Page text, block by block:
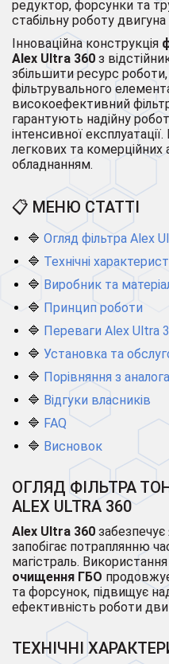
редуктор, форсунки та
стабільну роботу
Інноваційна конструкція
Alex Ultra 360 з
збільшити ресурс
фільтрувального
високоефективний
гарантують надійну
інтенсивної
легкових та комерційних
обладнанням.
📋 МЕНЮ СТАТТІ
🔷 Огляд фільтра Alex
🔷 Технічні
🔷 Виробник та
🔷 Принцип роботи
🔷 Переваги Alex Ultra
🔷 Установка та
🔷 Порівняння з
🔷 Відгуки власників
🔷 FAQ
🔷 Висновок
ОГЛЯД ФІЛЬТРА
ALEX ULTRA 360
Alex Ultra 360 забезпечує
запобігає потраплянню
магістраль.
очищення ГБО
та форсунок, підвищує
ефективність роботи
ТЕХНІЧНІ